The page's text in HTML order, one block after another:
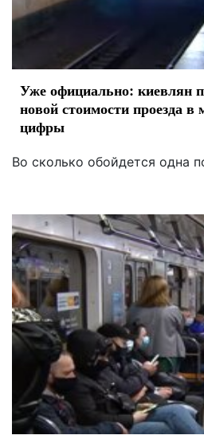
Уже официально: киевлян
новой стоимости проезда в
цифры
Во сколько обойдется одна